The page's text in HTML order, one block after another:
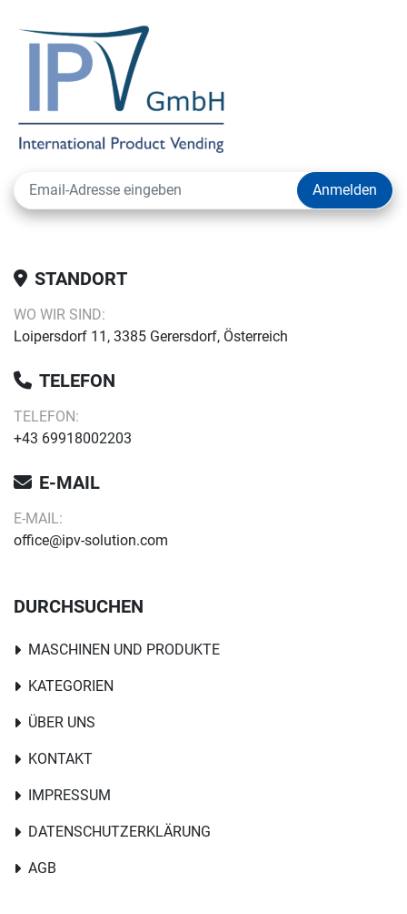
Anmelden
STANDORT
WO WIR SIND:
Loipersdorf 11, 3385 Gerersdorf, Österreich
TELEFON
TELEFON:
+43 69918002203
E-MAIL
E-MAIL:
office@ipv-solution.com
DURCHSUCHEN
MASCHINEN UND PRODUKTE
KATEGORIEN
ÜBER UNS
KONTAKT
IMPRESSUM
DATENSCHUTZERKLÄRUNG
AGB